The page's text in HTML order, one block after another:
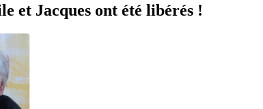
et Jacques ont été libérés !